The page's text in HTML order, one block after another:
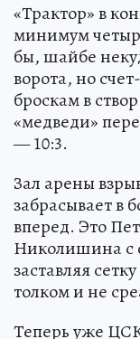
«Трактор» в
минимум
бы, шайбе
ворота, но
броскам в
«медведи»
— 10:3.
Зал арены
забрасывает в
вперед. Это
Николишина с
заставляя
толком и не
Теперь уже